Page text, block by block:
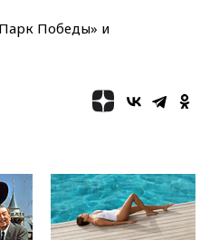
одновременного членства в
ЕС и ЕАЭС
обмена криптовалюты в
«Москве-Сити»
фондов на защиту трасс от
БПЛА
09:56
Хакеры нашли
Победы» и